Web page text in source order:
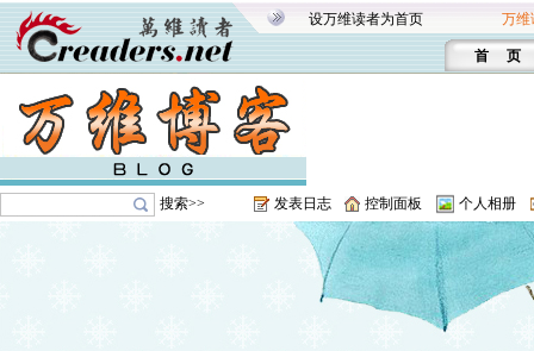
设万维读者为首页 万维
首 页
搜索>> 发表日志 控制面板 个人相册